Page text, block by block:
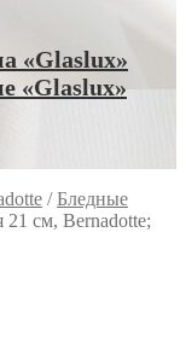
«Glaslux»
«Glaslux»
/Бледные
21 см, Bernadotte;